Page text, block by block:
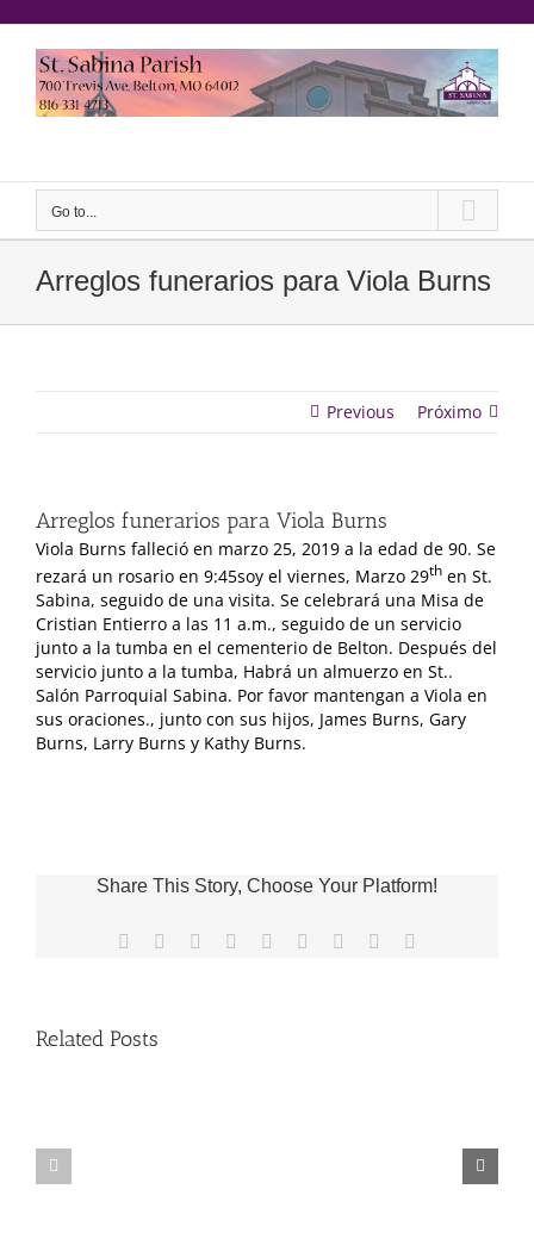
contenido
Go to...
Arreglos funerarios para Viola Burns
Previous Próximo
Arreglos funerarios para Viola Burns
Viola Burns falleció en marzo 25, 2019 a la edad de 90. Se
rezará un rosario en 9:45soy el viernes, Marzo 29th en St.
Sabina, seguido de una visita. Se celebrará una Misa de
Cristian Entierro a las 11 a.m., seguido de un servicio
junto a la tumba en el cementerio de Belton. Después del
servicio junto a la tumba, Habrá un almuerzo en St..
Salón Parroquial Sabina. Por favor mantengan a Viola en
sus oraciones., junto con sus hijos, James Burns, Gary
Burns, Larry Burns y Kathy Burns.
Share This Story, Choose Your Platform!
Facebook Reddit LinkedInWhatsApp
TumblrPinterest
Related Posts